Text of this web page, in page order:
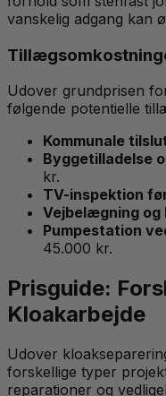
vanskelig adgang kan
Udover grundprisen
følgende potentielle
Kommunale
Byggetilladelse
kr.
TV-inspektion
Vejbelægning og
Pumpestation
45.000 kr.
Prisguide:
Kloakarbejde
Udover
forskellige typer
reparationer og